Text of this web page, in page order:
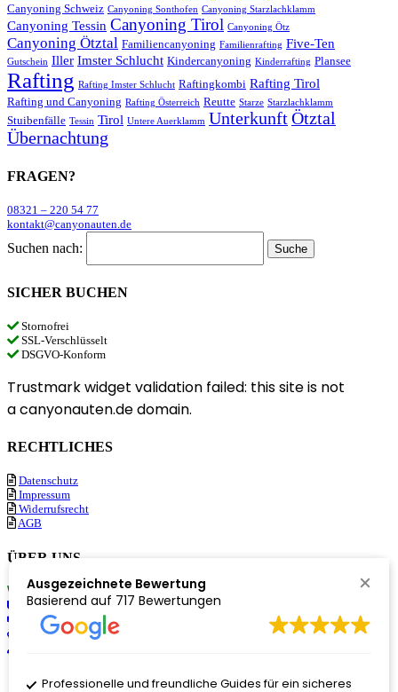
Canyoning Schweiz Canyoning Sonthofen Canyoning Starzlachklamm
Canyoning Tessin Canyoning Tirol Canyoning Ötz
Canyoning Ötztal Familiencanyoning Familienrafting Five-Ten
Gutschein Iller Imster Schlucht Kindercanyoning Kinderrafting Plansee
Rafting Rafting Imster Schlucht Raftingkombi Rafting Tirol
Rafting und Canyoning Rafting Österreich Reutte Starze Starzlachklamm
Stuibenfälle Tessin Tirol Untere Auerklamm UnterkunftÖtztal
Übernachtung
FRAGEN?
08321 – 220 54 77
kontakt@canyonauten.de
Suchen nach:
SICHER BUCHEN
Stornofrei
SSL-Verschlüsselt
DSGVO-Konform
Trustmark widget validation failed: this site is not
a canyonauten.de domain.
RECHTLICHES
Datenschutz
Impressum
Widerrufsrecht
AGB
ÜBER UNS
Nachhaltigkeit
Philosophie
Partner
Unser Team
© 2024 Canyonauten GmbH – Änderungen und Irrtümer vorbehalten
Ausgezeichnete Bewertung
Basierend auf 717 Bewertungen
Professionelle und freundliche Guides für ein sicheres